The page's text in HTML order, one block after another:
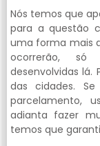
Nós temos que
para a questão
uma forma mais
ocorrerão, só
desenvolvidas
das cidades.
parcelamento,
adianta fazer
temos que